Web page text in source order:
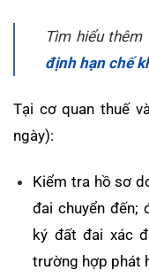
Tìm hiểu
định hạn chế
Tại cơ quan thuế
ngày):
Kiểm tra hồ sơ
đai chuyển đến;
ký đất đai xác
trường hợp phát